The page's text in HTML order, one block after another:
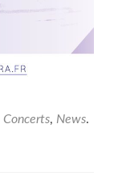
Concerts, News.